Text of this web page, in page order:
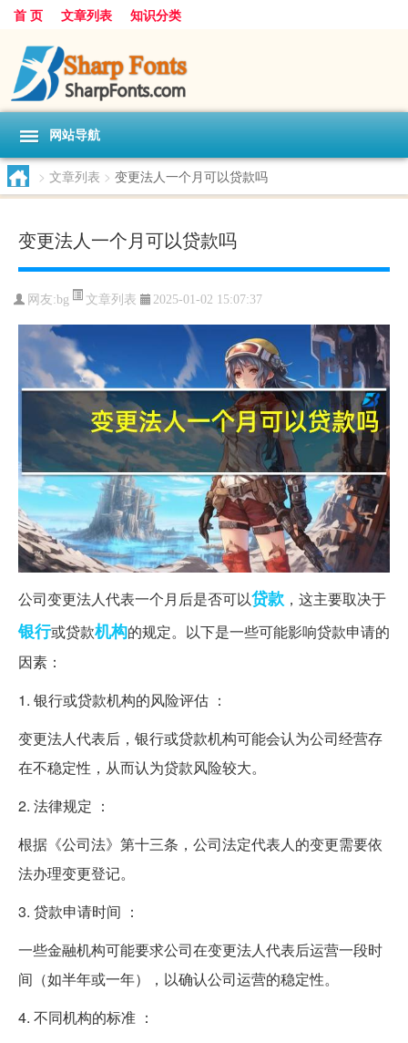
首 页 文章列表 知识分类
网站导航
> 文章列表 > 变更法人一个月可以贷款吗
变更法人一个月可以贷款吗
网友:bg 文章列表 2025-01-02 15:07:37
公司变更法人代表一个月后是否可以贷款 ，这主要取决于
银行或贷款机构的规定。以下是一些可能影响贷款申请的
因素：
1. 银行或贷款机构的风险评估 ：
变更法人代表后，银行或贷款机构可能会认为公司经营存
在不稳定性，从而认为贷款风险较大。
2. 法律规定 ：
根据《公司法》第十三条，公司法定代表人的变更需要依
法办理变更登记。
3. 贷款申请时间 ：
一些金融机构可能要求公司在变更法人代表后运营一段时
间（如半年或一年），以确认公司运营的稳定性。
4. 不同机构的标准 ：